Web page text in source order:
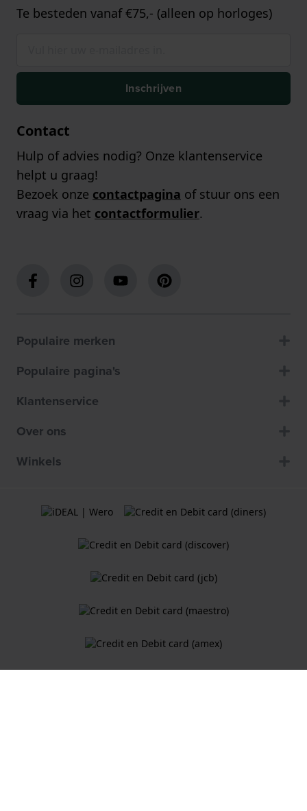
Te besteden vanaf €75,- (alleen op horloges)
Inschrijven
Contact
Hulp of advies nodig? Onze klantenservice
helpt u graag!
Bezoek onze contactpagina of stuur ons een
vraag via het contactformulier.
Populaire merken
Populaire pagina's
Klantenservice
Over ons
Winkels